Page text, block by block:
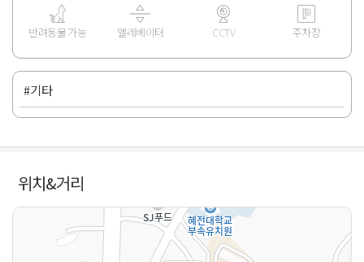
반려동물 가능 엘레베이터 CCTV 주차장
#기타
위치&거리